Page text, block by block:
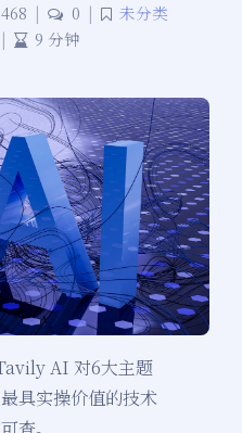
468 | 0 |
未分类
| 9 分钟
AI 对6大主题
具实操价值的技术
查。